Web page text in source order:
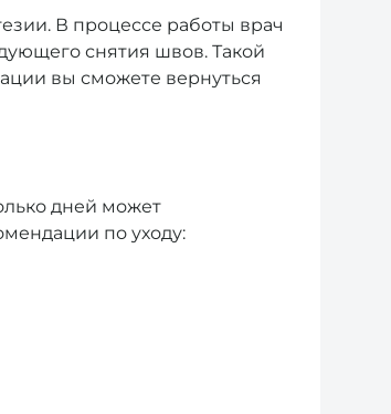
В процессе работы врач
снятия швов. Такой
вы сможете вернуться
дней может
по уходу: